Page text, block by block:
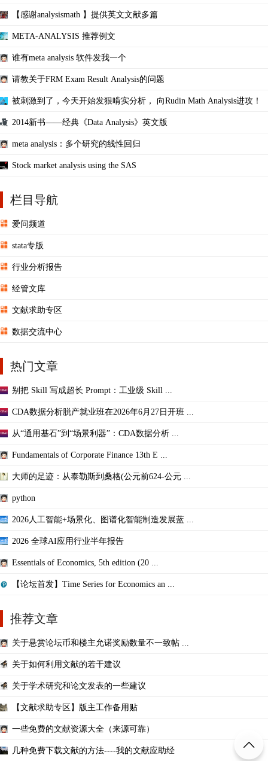
【感谢analysismath 】提供英文文献多篇
META-ANALYSIS 推荐例文
谁有meta analysis 软件发我一个
请教关于FRM Exam Result Analysis的问题
被刺激到了，今天开始发狠啃实分析， 向Rudin Math Analysis进攻！
2014新书——经典《Data Analysis》英文版
meta analysis：多个研究的线性回归
Stock market analysis using the SAS
栏目导航
爱问频道
stata专版
行业分析报告
经管文库
文献求助专区
数据交流中心
热门文章
别把 Skill 写成超长 Prompt：工业级 Skill ...
CDA数据分析脱产就业班在2026年6月27日开班 ...
从“通用基石”到“场景利器”：CDA数据分析 ...
Fundamentals of Corporate Finance 13th E ...
大师的足迹：从泰勒斯到桑格(公元前624-公元 ...
python
2026人工智能+场景化、图谱化智能制造发展蓝 ...
2026 全球AI应用行业半年报告
Essentials of Economics, 5th edition (20 ...
【论坛首发】Time Series for Economics an ...
推荐文章
关于悬赏论坛币和楼主允诺奖励数量不一致帖 ...
关于如何利用文献的若干建议
关于学术研究和论文发表的一些建议
【文献求助专区】版主工作备用贴
一些免费的文献资源大全（来源可靠）
几种免费下载文献的方法----我的文献应助经